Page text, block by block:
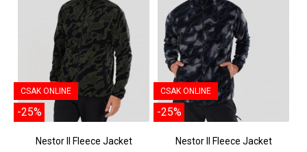
CSAK ONLINE
-25%
Nestor II Fleece Jacket
CSAK ONLINE
-25%
Nestor II Fleece Jacket